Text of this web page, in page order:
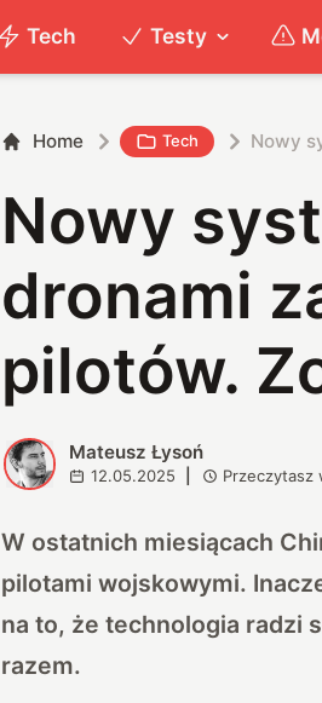
Tech Testy
Home Tech Nowy
Nowy
dronami
pilotów.
M Mateusz Łysoń
12.05.2025
W ostatnich miesiącach
pilotami wojskowymi.
na to, że technologia radzi
razem.